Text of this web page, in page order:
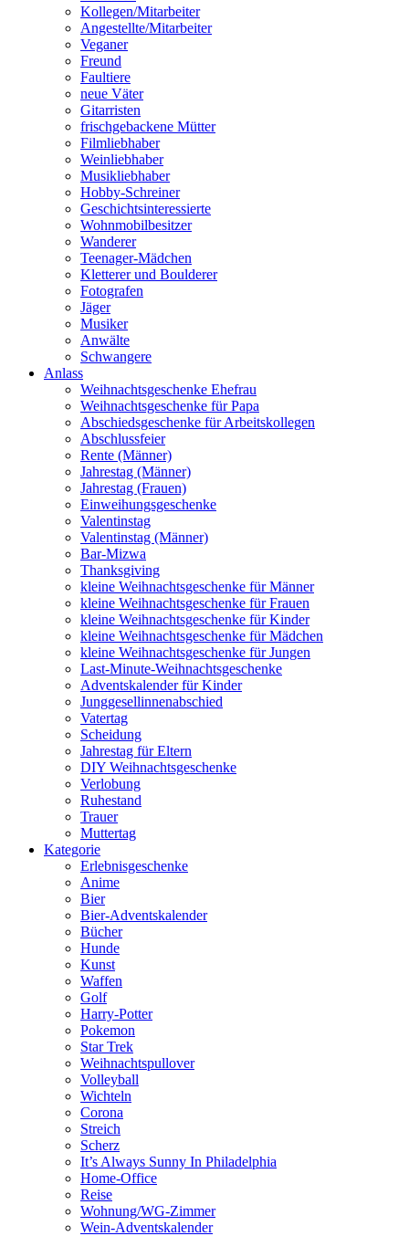
Kollegen/Mitarbeiter
Angestellte/Mitarbeiter
Veganer
Freund
Faultiere
neue Väter
Gitarristen
frischgebackene Mütter
Filmliebhaber
Weinliebhaber
Musikliebhaber
Hobby-Schreiner
Geschichtsinteressierte
Wohnmobilbesitzer
Wanderer
Teenager-Mädchen
Kletterer und Boulderer
Fotografen
Jäger
Musiker
Anwälte
Schwangere
Anlass
Weihnachtsgeschenke Ehefrau
Weihnachtsgeschenke für Papa
Abschiedsgeschenke für Arbeitskollegen
Abschlussfeier
Rente (Männer)
Jahrestag (Männer)
Jahrestag (Frauen)
Einweihungsgeschenke
Valentinstag
Valentinstag (Männer)
Bar-Mizwa
Thanksgiving
kleine Weihnachtsgeschenke für Männer
kleine Weihnachtsgeschenke für Frauen
kleine Weihnachtsgeschenke für Kinder
kleine Weihnachtsgeschenke für Mädchen
kleine Weihnachtsgeschenke für Jungen
Last-Minute-Weihnachtsgeschenke
Adventskalender für Kinder
Junggesellinnenabschied
Vatertag
Scheidung
Jahrestag für Eltern
DIY Weihnachtsgeschenke
Verlobung
Ruhestand
Trauer
Muttertag
Kategorie
Erlebnisgeschenke
Anime
Bier
Bier-Adventskalender
Bücher
Hunde
Kunst
Waffen
Golf
Harry-Potter
Pokemon
Star Trek
Weihnachtspullover
Volleyball
Wichteln
Corona
Streich
Scherz
It’s Always Sunny In Philadelphia
Home-Office
Reise
Wohnung/WG-Zimmer
Wein-Adventskalender